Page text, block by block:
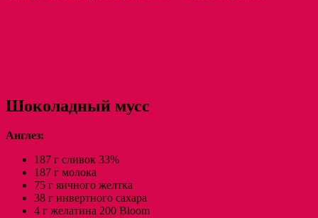
Шоколадный мусс
Англез:
187 г сливок 33%
187 г молока
75 г яичного желтка
38 г инвертного сахара
4 г желатина 200 Bloom